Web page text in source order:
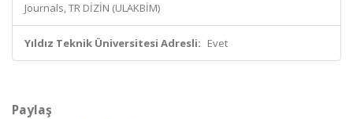
Journals, TR DİZİN (ULAKBİM)
Yıldız Teknik Üniversitesi Adresli: Evet
Paylaş